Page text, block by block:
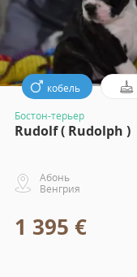
кобель
Бостон-терьер
Rudolf ( Rudolph )
Абонь
Венгрия
1 395 €